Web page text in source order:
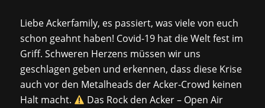
Liebe Ackerfamily, es passiert, was viele von euch
schon geahnt haben! Covid-19 hat die Welt fest im
Griff. Schweren Herzens müssen wir uns
geschlagen geben und erkennen, dass diese Krise
auch vor den Metalheads der Acker-Crowd keinen
Halt macht.
Das Rock den Acker – Open Air